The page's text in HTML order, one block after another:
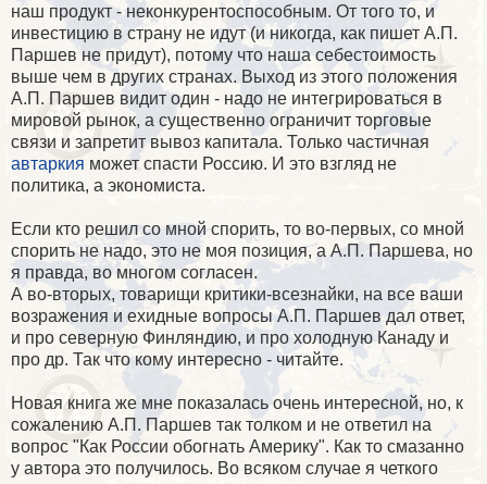
наш продукт - неконкурентоспособным. От того то, и
инвестицию в страну не идут (и никогда, как пишет А.П.
Паршев не придут), потому что наша себестоимость
выше чем в других странах. Выход из этого положения
А.П. Паршев видит один - надо не интегрироваться в
мировой рынок, а существенно ограничит торговые
связи и запретит вывоз капитала. Только частичная
автаркия может спасти Россию. И это взгляд не
политика, а экономиста.
Если кто решил со мной спорить, то во-первых, со мной
спорить не надо, это не моя позиция, а А.П. Паршева, но
я правда, во многом согласен.
А во-вторых, товарищи критики-всезнайки, на все ваши
возражения и ехидные вопросы А.П. Паршев дал ответ,
и про северную Финляндию, и про холодную Канаду и
про др. Так что кому интересно - читайте.
Новая книга же мне показалась очень интересной, но, к
сожалению А.П. Паршев так толком и не ответил на
вопрос "Как России обогнать Америку". Как то смазанно
у автора это получилось. Во всяком случае я четкого